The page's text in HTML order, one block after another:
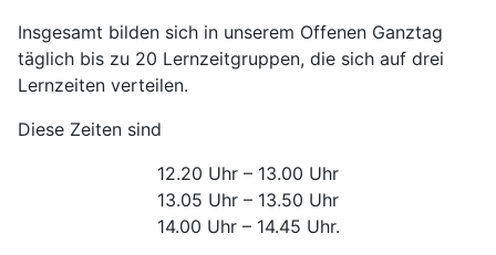
Insgesamt bilden sich in unserem Offenen Ganztag
täglich bis zu 20 Lernzeitgruppen, die sich auf drei
Lernzeiten verteilen.
Diese Zeiten sind
12.20 Uhr – 13.00 Uhr
13.05 Uhr – 13.50 Uhr
14.00 Uhr – 14.45 Uhr.